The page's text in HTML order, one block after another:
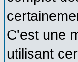
C'est une
utilisant